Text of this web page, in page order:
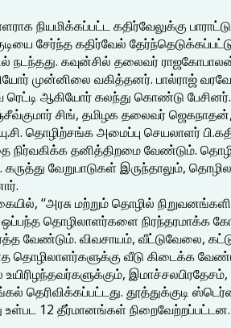
நியமிக்கப்பட்ட கதிர்வேலுக்கு
சேர்ந்த கதிர்வேல்
நடந்தது. கவுன்சில் தலைவர்
முன்னிலை வகித்தனர். பால்ராஜ்
ஆகியோர் கலந்து கொண்டு பேசினர்.
சிங், தமிழக தலைவர் ஜெகநாதன்,
தொழிற்சங்க அமைப்பு செயலாளர்
நிர்வகிக்க தனித்திறமை வேண்டும்.
வேறுபாடுகள் இருந்தாலும்,
‘‘அரசு மற்றும் தொழில்
ஒப்பந்த தொழிலாளர்களை நிரந்தரமாக்க
வேண்டும். விவசாயம், வீட்டுவேலை,
வீடு கிடைக்க
உயிரிழந்தவர்களுக்கும்,
தெரிவிக்கப்பட்டது. தூத்துக்குடி
உள்பட 12 தீர்மானங்கள் நிறைவேற்றப்பட்டன.